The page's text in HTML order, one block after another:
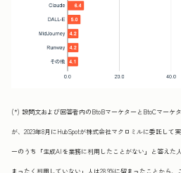
(*) 設問文および回答者内のBtoBマーケターとBtoCマーケ
が、2023年8月にHubSpotが株式会社マクロミルに委託し
ーのうち「生成AIを業務に利用したことがない」と答えた